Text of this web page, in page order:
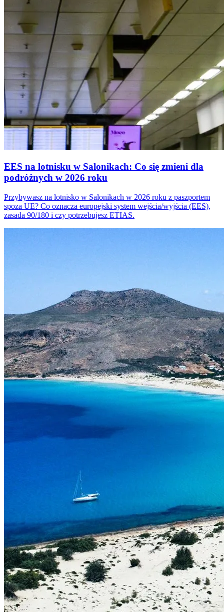
EES na lotnisku w Salonikach: Co się zmieni dla
podróżnych w 2026 roku
Przybywasz na lotnisko w Salonikach w 2026 roku z paszportem
spoza UE? Co oznacza europejski system wejścia/wyjścia (EES),
zasada 90/180 i czy potrzebujesz ETIAS.